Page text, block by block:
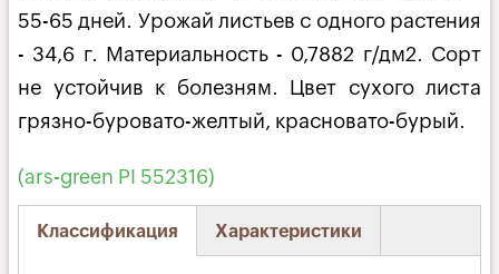
55-65 дней. Урожай листьев с одного растения
- 34,6 г. Материальность - 0,7882 г/дм2. Сорт
не устойчив к болезням. Цвет сухого листа
грязно-буровато-желтый, краснова­то-бурый.
(ars-green PI 552316)
Классификация
Характеристики